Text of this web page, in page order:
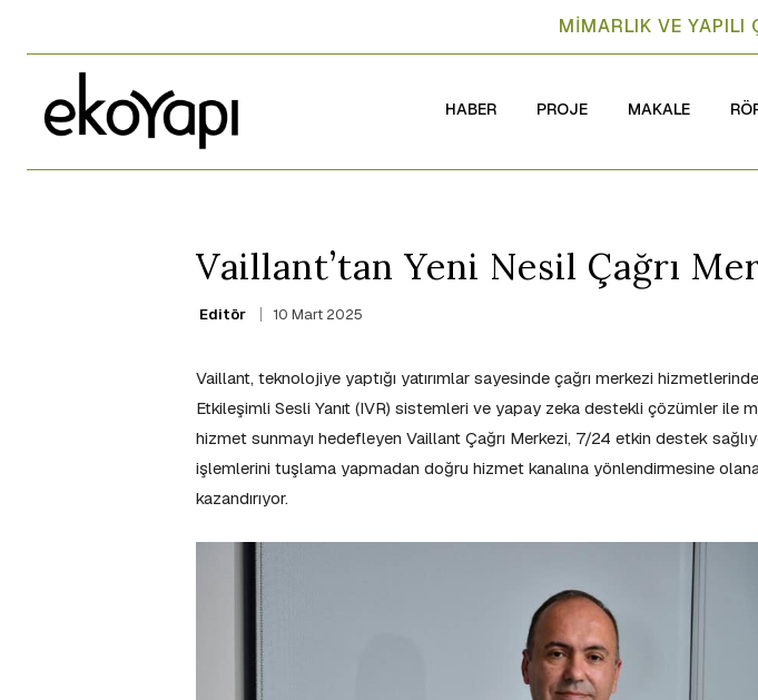
MİMARLIK VE YAPILI
HABER PROJE MAKALE
Vaillant’tan Yeni Nesil Çağrı
Editör 10 Mart 2025
Vaillant, teknolojiye yaptığı yatırımlar sayesinde çağrı merkezi
Etkileşimli Sesli Yanıt (IVR) sistemleri ve yapay zeka destekli çözümler ile
hizmet sunmayı hedefleyen Vaillant Çağrı Merkezi, 7/24 etkin destek
işlemlerini tuşlama yapmadan doğru hizmet kanalına yönlendirmesine
kazandırıyor.